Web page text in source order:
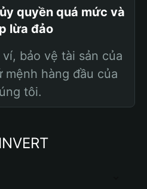
quyền quá mức và
lừa đảo
bảo vệ tài sản của
mệnh hàng đầu của
tôi.